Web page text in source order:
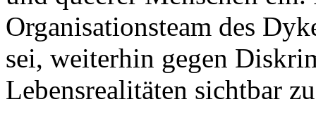
Organisationsteam des
sei, weiterhin gegen
Lebensrealitäten sichtbar